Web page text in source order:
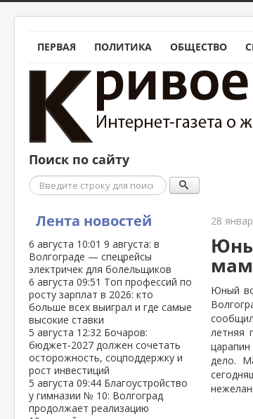
ПЕРВАЯ ПОЛИТИКА ОБЩЕСТВО
Поиск по сайту
Поиск
Лента новостей
6 августа 10:01 9 августа: в
Волгограде — спецрейсы
электричек для болельщиков
6 августа 09:51 Топ профессий по
росту зарплат в 2026: кто
больше всех выиграл и где самые
высокие ставки
5 августа 12:32 Бочаров:
бюджет‑2027 должен сочетать
осторожность, соцподдержку и
рост инвестиций
5 августа 09:44 Благоустройство
у гимназии № 10: Волгоград
продолжает реализацию
28
Юный
летняя
дело.